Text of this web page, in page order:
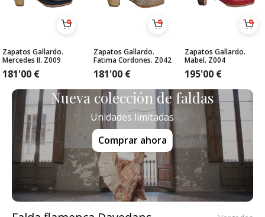
Zapatos Gallardo.
Mercedes II. Z009
181'00 €
Zapatos Gallardo.
Fatima Cordones. Z042
181'00 €
Zapatos Gallardo.
Mabel. Z004
195'00 €
Nueva colección de faldas
Unidades limitadas
Comprar ahora